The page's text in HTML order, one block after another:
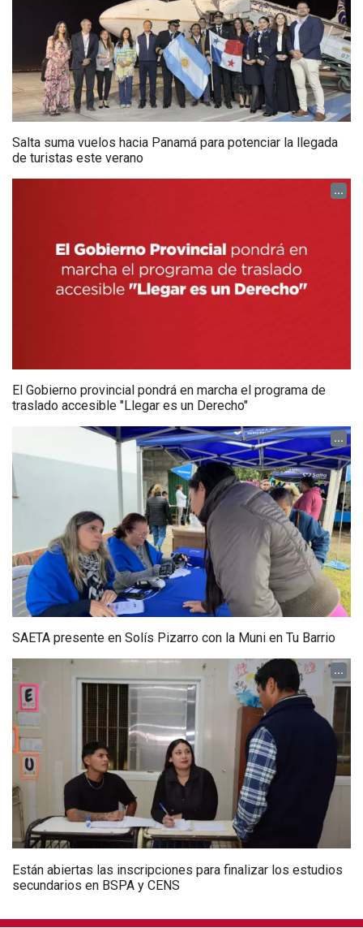
Salta suma vuelos hacia Panamá para potenciar la llegada
de turistas este verano
...
El Gobierno provincial pondrá en marcha el programa de
traslado accesible "Llegar es un Derecho"
...
SAETA presente en Solís Pizarro con la Muni en Tu Barrio
...
Están abiertas las inscripciones para finalizar los estudios
secundarios en BSPA y CENS